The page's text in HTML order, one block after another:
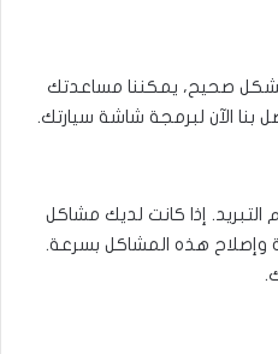
بشكل صحيح، يمكننا مساعدتك
بنا الآن لبرمجة شاشة سيارتك.
إذا كانت لديك مشاكل
وإصلاح هذه المشاكل بسرعة.